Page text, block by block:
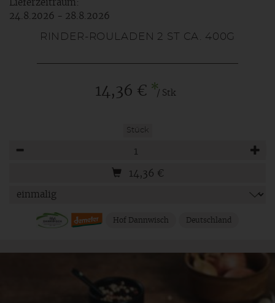
Lieferzeitraum:
24.8.2026 - 28.8.2026
RINDER-ROULADEN 2 ST CA. 400G
14,36 € */ Stk
Stück
14,36 €
Hof Dannwisch Deutschland